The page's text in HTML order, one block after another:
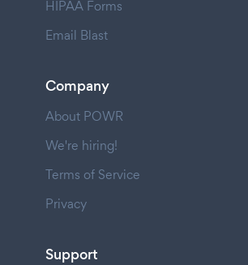
HIPAA Forms
Email Blast
Company
About POWR
We're hiring!
Terms of Service
Privacy
Support